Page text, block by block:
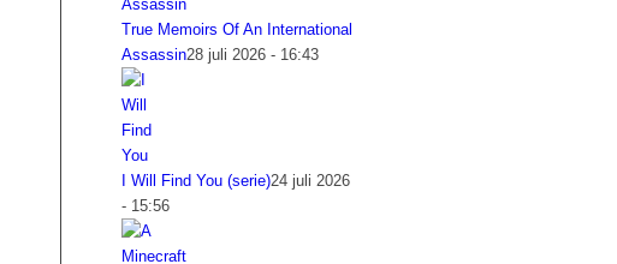
True Memoirs Of An International
Assassin28 juli 2026 - 16:43
I Will Find You (serie)24 juli 2026
- 15:56